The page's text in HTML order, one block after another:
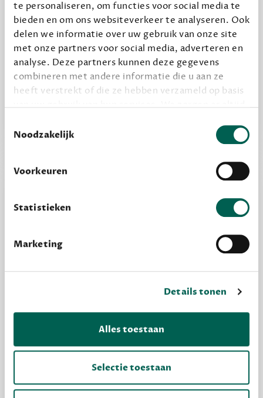
te personaliseren, om functies voor social media te
bieden en om ons websiteverkeer te analyseren. Ook
delen we informatie over uw gebruik van onze site
met onze partners voor social media, adverteren en
analyse. Deze partners kunnen deze gegevens
combineren met andere informatie die u aan ze
heeft verstrekt of die ze hebben verzameld op basis
grondslag gebeurt, en er niet onnodig data van je
wordt verwerkt. Gevoelige persoonsgegevens delen
Noodzakelijk
Voorkeuren
Statistieken
Marketing
Details tonen
Alles toestaan
Selectie toestaan
Alles van Dewey Free
Word een bovengemiddelde lezer met 6 boeken
per jaar
Dewey Free
Krijg boekentips, persoonlijk voor jou en je
vrienden. Krijg én geef betere cadeaus.
Schrijf nu gratis in